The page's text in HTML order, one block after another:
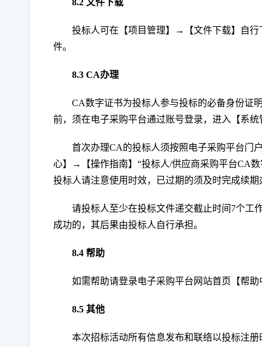
8.2 文件下载
投标人可在【项目管理】
→【文件下载】自行
件。
8.3 CA办理
CA数字证书为投标人参与投标的必备身份证
前，须在电子采购平台通过账号登录，进入【系
首次办理CA的投标人须按照电子采购平台门
心】
→【操作指南】“投标人/供应商采购平台CA
投标人请注意使用时效，已过期的须及时完成续期
请投标人至少在投标文件递交截止时间 7个工
成功的，其后果由投标人自行承担。
8.4 帮助
如需帮助请登录电子采购平台网站首页【帮助
8.5 其他
本次招标活动所有信息发布和联络以投标注